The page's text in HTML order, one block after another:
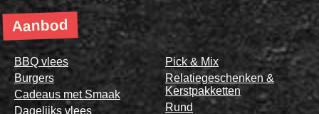
Aanbod
BBQ vlees
Burgers
Cadeaus met Smaak
Dagelijks vlees
Pick & Mix
Relatiegeschenken &
Kerstpakketten
Rund